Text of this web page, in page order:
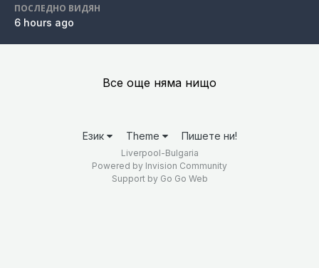
ПОСЛЕДНО ВИДЯН
6 hours ago
Все още няма нищо
Език Theme Пишете ни!
Liverpool-Bulgaria
Powered by Invision Community
Support by Go Go Web